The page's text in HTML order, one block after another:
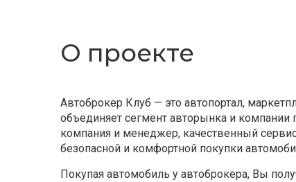
О проекте
Автоброкер Клуб — это автопортал,
объединяет сегмент авторынка и
компания и менеджер, качественный
безопасной и комфортной покупки
Покупая автомобиль у автоброкера, Вы